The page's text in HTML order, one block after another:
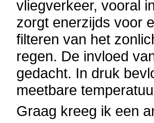
vliegverkeer, vooral
zorgt enerzijds voor
filteren van het
regen. De invloed
gedacht. In druk
meetbare
Graag kreeg ik een